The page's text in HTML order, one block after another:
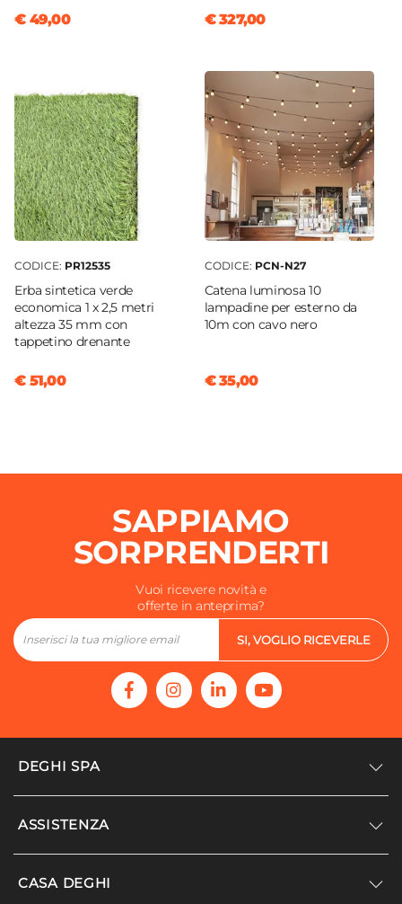
€ 49,00 € 327,00
CODICE: PR12535
Erba sintetica verde
economica 1 x 2,5 metri
altezza 35 mm con
tappetino drenante
€ 51,00
CODICE: PCN-N27
Catena luminosa 10
lampadine per esterno da
10m con cavo nero
€ 35,00
SAPPIAMO
SORPRENDERTI
Vuoi ricevere novità e
offerte in anteprima?
SI, VOGLIO RICEVERLE
DEGHI SPA
Accedi/Registrati
ASSISTENZA
Supporto
CASA DEGHI